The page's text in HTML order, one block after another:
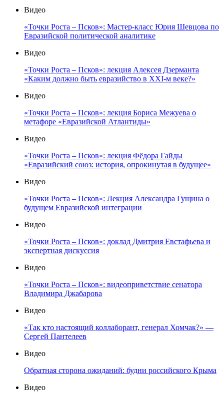
Видео
«Точки Роста – Псков»: Мастер-класс Юрия Шевцова по
Евразийской политической аналитике
Видео
«Точки Роста – Псков»: лекция Алексея Дзерманта
«Каким должно быть евразийство в XXI-м веке?»
Видео
«Точки Роста – Псков»: лекция Бориса Межуева о
метафоре «Евразийской Атлантиды»
Видео
«Точки Роста – Псков»: лекция Фёдора Гайды
«Евразийский союз: история, опрокинутая в будущее»
Видео
«Точки Роста – Псков»: Лекция Александра Гущина о
будущем Евразийской интеграции
Видео
«Точки Роста – Псков»: доклад Дмитрия Евстафьева и
экспертная дискуссия
Видео
«Точки Роста – Псков»: видеоприветствие сенатора
Владимира Джабарова
Видео
«Так кто настоящий коллаборант, генерал Хомчак?» —
Сергей Пантелеев
Видео
Обратная сторона ожиданий: будни российского Крыма
Видео